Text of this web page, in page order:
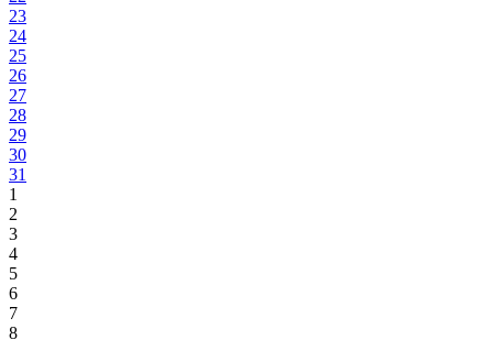
23
24
25
26
27
28
29
30
31
1
2
3
4
5
6
7
8